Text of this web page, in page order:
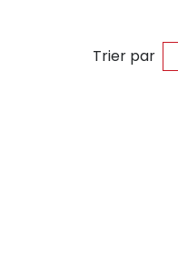
Trier par